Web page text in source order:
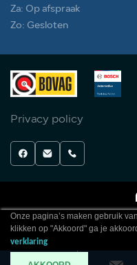
Za: Op afspraak
Zo: Gesloten
Privacy policy
Onze pagina’s maken gebruik
klikken op "Akkoord" ga je
verklaring